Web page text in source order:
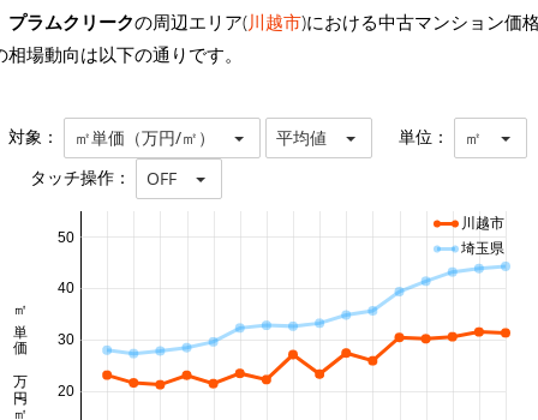
プラムクリークの周辺エリア(川越市)における中古マンション価
相場動向は以下の通りです。
対象： ㎡単価（万円/㎡） 平均値 単位： ㎡
タッチ操作： OFF
20
30
40
50
㎡単価 万円/㎡
川越市
埼玉県